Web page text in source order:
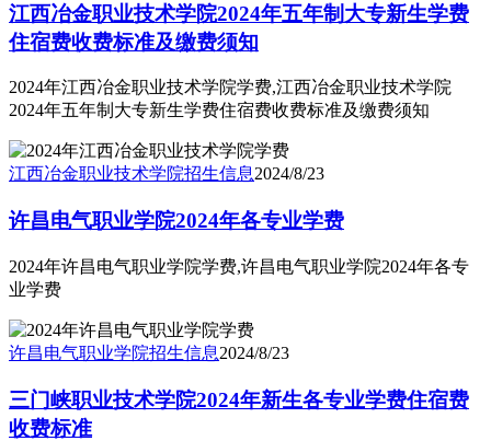
江西冶金职业技术学院2024年五年制大专新生学费
住宿费收费标准及缴费须知
2024年江西冶金职业技术学院学费,江西冶金职业技术学院
2024年五年制大专新生学费住宿费收费标准及缴费须知
江西冶金职业技术学院招生信息2024/8/23
许昌电气职业学院2024年各专业学费
2024年许昌电气职业学院学费,许昌电气职业学院2024年各专
业学费
许昌电气职业学院招生信息2024/8/23
三门峡职业技术学院2024年新生各专业学费住宿费
收费标准